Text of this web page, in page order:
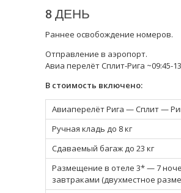
8 ДЕНЬ
Раннее освобождение номеров.
Отправление в аэропорт.
Авиа перелёт Сплит-Рига ~09:45-
В стоимость включено:
Авиаперелёт Рига — Сплит —
Ручная кладь до 8 кг
Cдаваемый багаж до 23 кг
Размещение в отеле 3* — 7
завтраками (двухместное